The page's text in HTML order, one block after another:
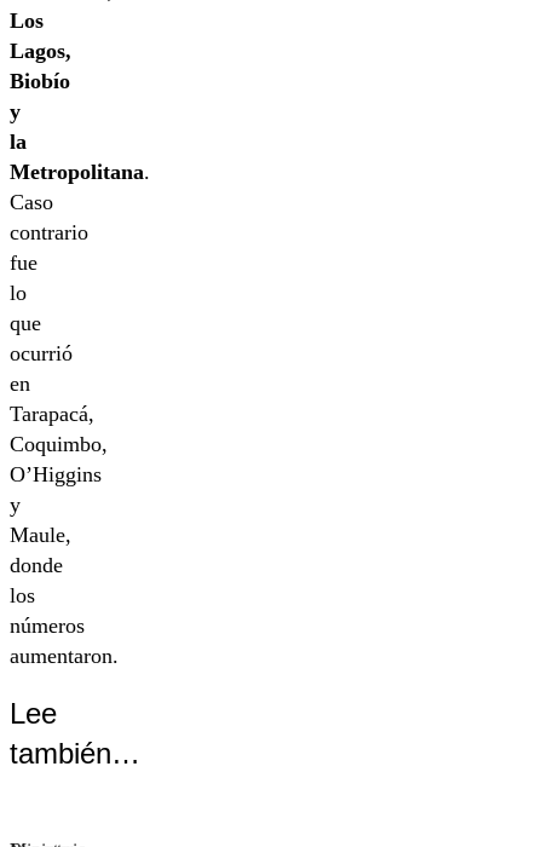
Los
Lagos,
Biobío
y
la
Metropolitana.
Caso
contrario
fue
lo
que
ocurrió
en
Tarapacá,
Coquimbo,
O’Higgins
y
Maule,
donde
los
números
aumentaron.
Lee
también…